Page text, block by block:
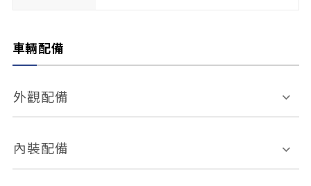
車輛配備
外觀配備
電動天窗
內裝配備